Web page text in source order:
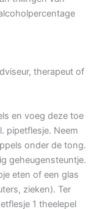
therapeut of
en voeg deze toe
pipetflesje. Neem
onder de tong.
geheugensteuntje.
eten of een glas
zieken). Ter
1 theelepel